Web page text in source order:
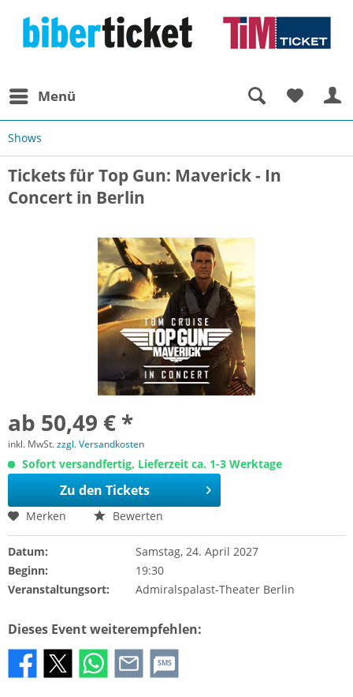
Menü
Shows
Tickets für Top Gun: Maverick - In
Concert in Berlin
ab 50,49 € *
inkl. MwSt.zzgl. Versandkosten
Sofort versandfertig, Lieferzeit ca. 1-3 Werktage
Zu den Tickets
Merken Bewerten
Datum:
Samstag, 24. April 2027
Beginn:
19:30
Veranstaltungsort:
Admiralspalast-Theater Berlin
Dieses Event weiterempfehlen:
SMS